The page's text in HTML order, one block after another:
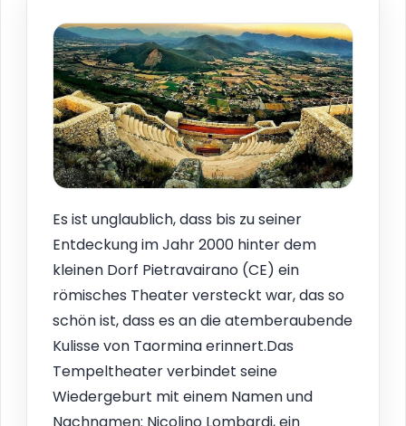
Es ist unglaublich, dass bis zu seiner
Entdeckung im Jahr 2000 hinter dem
kleinen Dorf Pietravairano (CE) ein
römisches Theater versteckt war, das so
schön ist, dass es an die atemberaubende
Kulisse von Taormina erinnert.Das
Tempeltheater verbindet seine
Wiedergeburt mit einem Namen und